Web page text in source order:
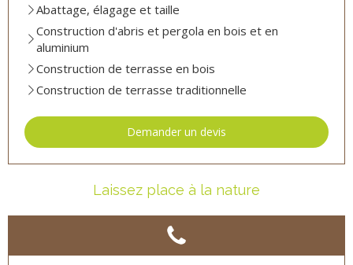
Abattage, élagage et taille
Construction d'abris et pergola en bois et en
aluminium
Construction de terrasse en bois
Construction de terrasse traditionnelle
Demander un devis
Laissez place à la nature